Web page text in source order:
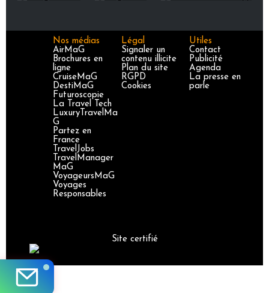
Nos médias
AirMaG
Brochures en
ligne
CruiseMaG
DestiMaG
Futuroscopie
La Travel Tech
LuxuryTravelMa
G
Partez en
France
TravelJobs
TravelManager
MaG
VoyageursMaG
Voyages
Responsables
Légal
Signaler un
contenu illicite
Plan du site
RGPD
Cookies
Utiles
Contact
Publicité
Agenda
La presse en
parle
Site certifié